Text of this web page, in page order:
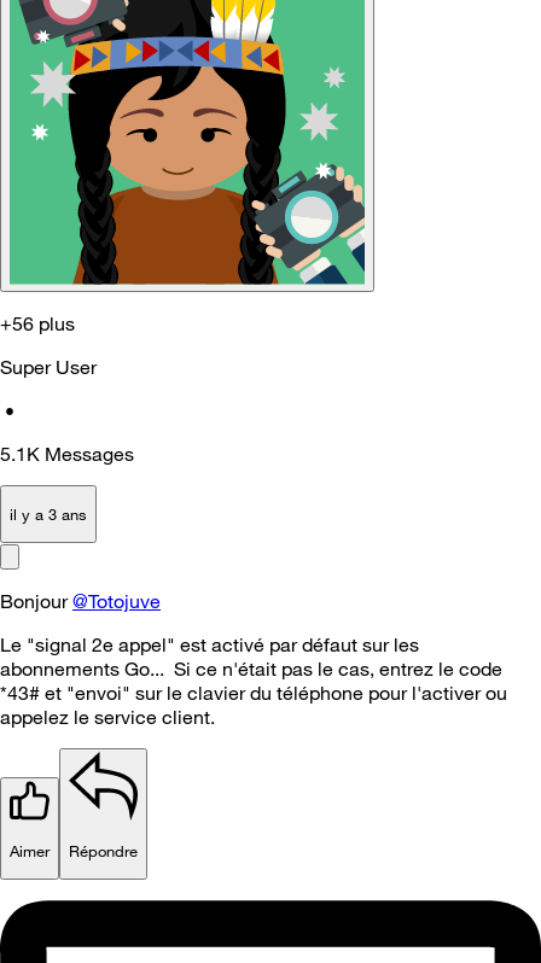
+56 plus
Super User
•
5.1K Messages
il y a 3 ans
Bonjour@Totojuve
Le "signal 2e appel" est activé par défaut sur les
abonnements Go... Si ce n'était pas le cas, entrez le code
*43# et "envoi" sur le clavier du téléphone pour l'activer ou
appelez le service client.
Aimer Répondre